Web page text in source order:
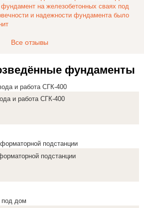
Все отзывы
фундаменты
и работа СГК-400
подстанции